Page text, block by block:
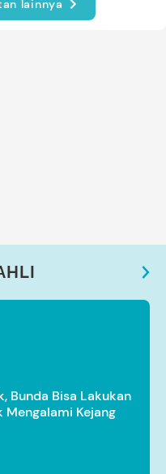
lainnya
Bunda Bisa Lakukan
Mengalami Kejang